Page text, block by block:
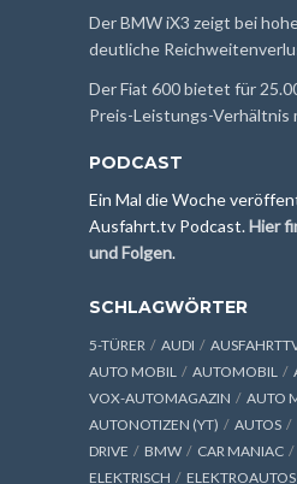
Der BMW iX3 zeigt bei
deutliche
Der Fiat 600 bietet für
Preis-Leistungs-Verhältnis
PODCAST
Ein Mal die Woche
Ausfahrt.tv Podcast.Hier
und Folgen.
SCHLAGWÖRTER
5-TÜRER AUDI
AUTO MOBIL
AUTOMOBIL
VOX-AUTOMAGAZIN
AUTO
AUTONOTIZEN (YT)
AUTOS
DRIVE
BMW CAR MANIAC
ELEKTRISCH
ELEKTROAUTOS